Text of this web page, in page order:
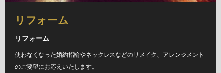
リフォーム
リフォーム
使わなくなった婚約指輪やネックレスなどのリメイク、アレンジメント
のご要望にお応えいたします。